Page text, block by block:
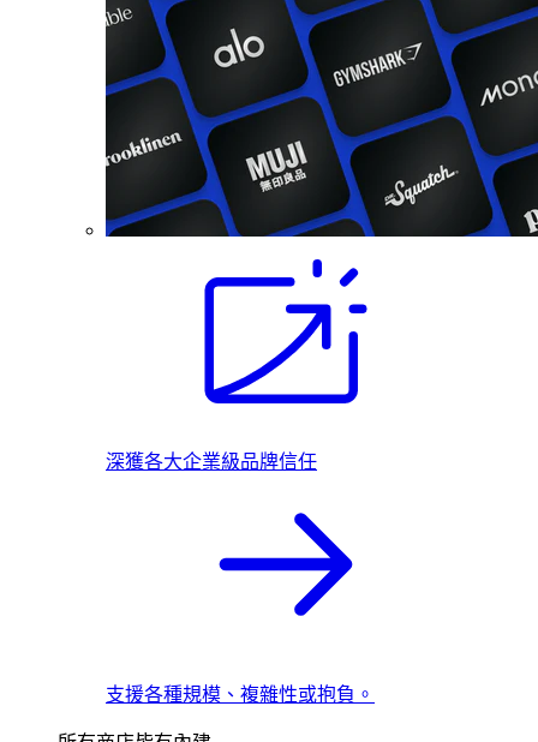
深獲各大企業級品牌信任
支援各種規模、複雜性或抱負。